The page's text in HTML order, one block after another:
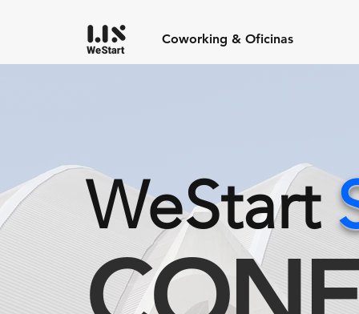
Coworking & Oficinas
WeStart